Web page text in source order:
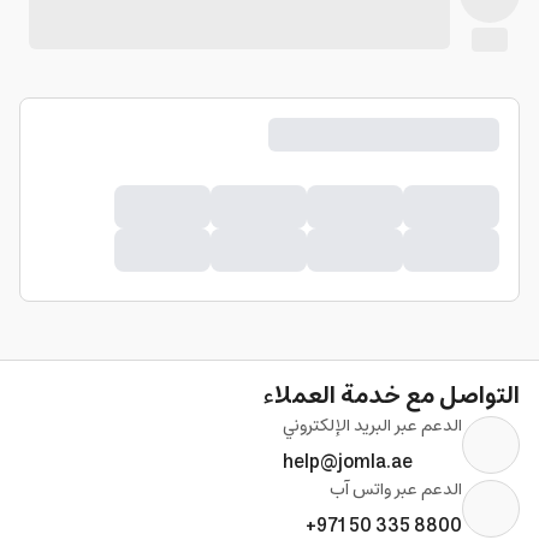
التواصل مع خدمة العملاء
الدعم عبر البريد الإلكتروني
help@jomla.ae
الدعم عبر واتس آب
+971 50 335 8800